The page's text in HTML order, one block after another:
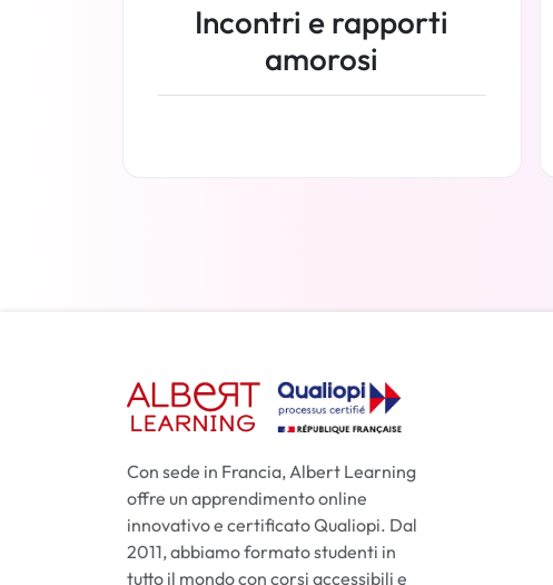
Incontri e rapporti
amorosi
Con sede in Francia, Albert Learning
offre un apprendimento online
innovativo e certificato Qualiopi. Dal
2011, abbiamo formato studenti in
tutto il mondo con corsi accessibili e